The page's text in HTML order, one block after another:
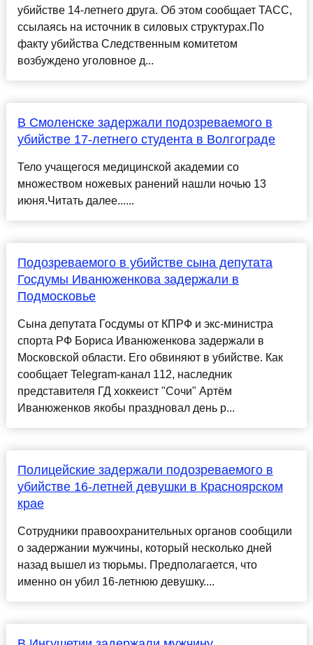
убийстве 14-летнего друга. Об этом сообщает ТАСС,
ссылаясь на источник в силовых структурах.По
факту убийства Следственным комитетом
возбуждено уголовное д...
В Смоленске задержали подозреваемого в
убийстве 17-летнего студента в Волгограде
Тело учащегося медицинской академии со
множеством ножевых ранений нашли ночью 13
июня.Читать далее......
Подозреваемого в убийстве сына депутата
Госдумы Иванюженкова задержали в
Подмосковье
Сына депутата Госдумы от КПРФ и экс-министра
спорта РФ Бориса Иванюженкова задержали в
Московской области. Его обвиняют в убийстве. Как
сообщает Telegram-канал 112, наследник
представителя ГД хоккеист "Сочи" Артём
Иванюженков якобы праздновал день р...
Полицейские задержали подозреваемого в
убийстве 16-летней девушки в Красноярском
крае
Сотрудники правоохранительных органов сообщили
о задержании мужчины, который несколько дней
назад вышел из тюрьмы. Предполагается, что
именно он убил 16-летнюю девушку....